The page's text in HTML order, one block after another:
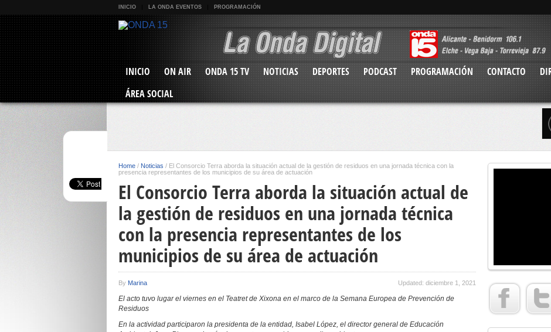
INICIO LA ONDA EVENTOS PROGRAMACIÓN
INICIO ON AIR ONDA 15 TV NOTICIAS DEPORTES PODCAST PROGRAMACIÓN CONTACTO
ÁREA SOCIAL
Home / Noticias / El Consorcio Terra aborda la situación actual de la gestión de residuos en una jornada técnica con la
presencia representantes de los municipios de su área de actuación
El Consorcio Terra aborda la situación actual de
la gestión de residuos en una jornada técnica
con la presencia representantes de los
municipios de su área de actuación
By Marina Updated: diciembre 1, 2021
El acto tuvo lugar el viernes en el Teatret de Xixona en el marco de la Semana Europea de Prevención de
Residuos
En la actividad participaron la presidenta de la entidad, Isabel López, el director general de Educación